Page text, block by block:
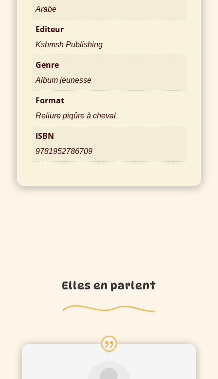
Arabe
Editeur
Kshmsh Publishing
Genre
Album jeunesse
Format
Reliure piqûre à cheval
ISBN
9781952786709
Elles en parlent